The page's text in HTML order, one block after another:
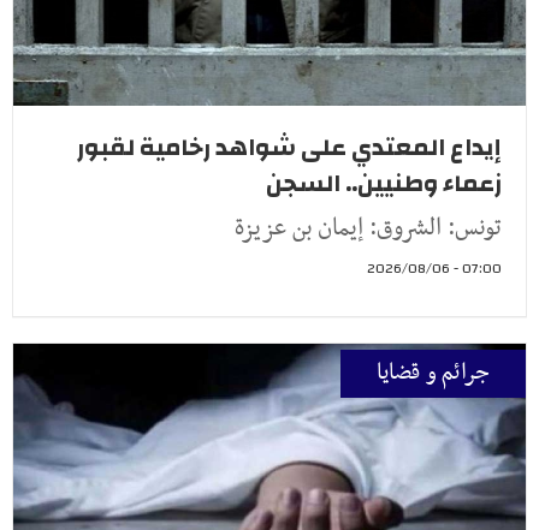
إيداع المعتدي على شواهد رخامية لقبور
زعماء وطنيين.. السجن
تونس: الشروق: إيمان بن عزيزة
07:00 - 2026/08/06
جرائم و قضايا